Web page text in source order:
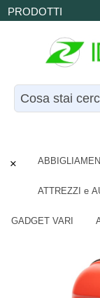
×
ATTREZZI e
GADGET VARI
PRODOTTI